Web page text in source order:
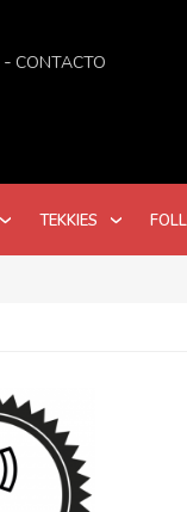
CONTACTO
TEKKIES